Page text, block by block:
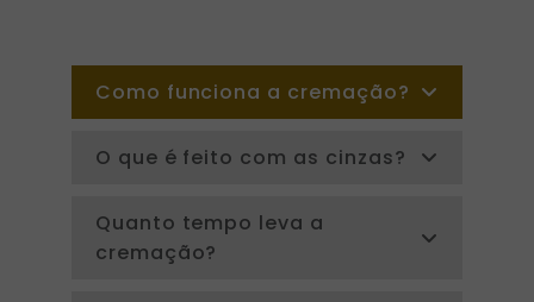
Como funciona a cremação?
O que é feito com as cinzas?
Quanto tempo leva a
cremação?